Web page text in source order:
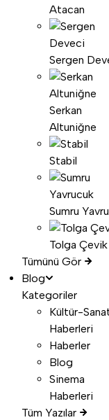
Atacan
Sergen
Serkan
Altuniğne
Stabil
Sumru
Tolga Çevik
Tümünü Gör
Blog
Kategoriler
Kültür-
Haberleri
Haberler
Blog
Sinema
Haberleri
Tüm Yazılar